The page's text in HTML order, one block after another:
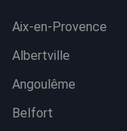
Aix-en-Provence
Albertville
Angoulême
Belfort